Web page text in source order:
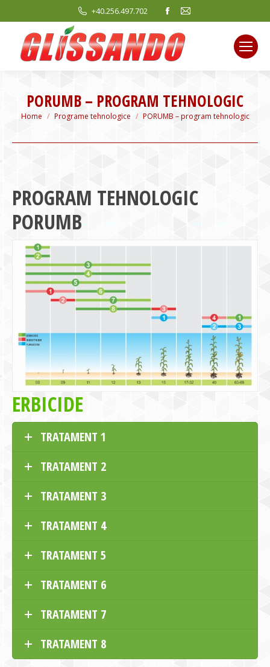
+40.256.497.702
Facebook
opens
in
new
Mail
new
PORUMB – PROGRAM TEHNOLOGIC
You are here:
Home Programe tehnologice PORUMB – program tehnologic
PROGRAM TEHNOLOGIC
PORUMB
ERBICIDE
TRATAMENT 1
TRATAMENT 2
TRATAMENT 3
TRATAMENT 4
TRATAMENT 5
TRATAMENT 6
TRATAMENT 7
TRATAMENT 8